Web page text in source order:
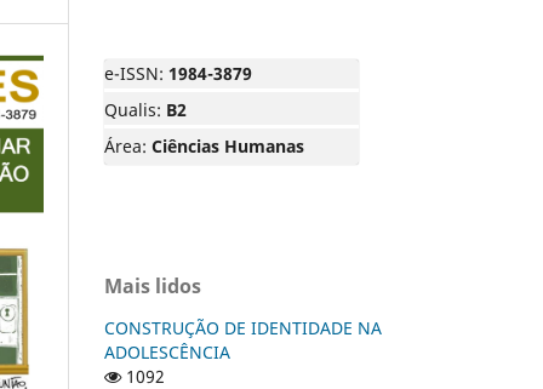
e-ISSN: 1984-3879
Qualis: B2
Área: Ciências Humanas
Mais lidos
CONSTRUÇÃO DE IDENTIDADE NA
ADOLESCÊNCIA
1092